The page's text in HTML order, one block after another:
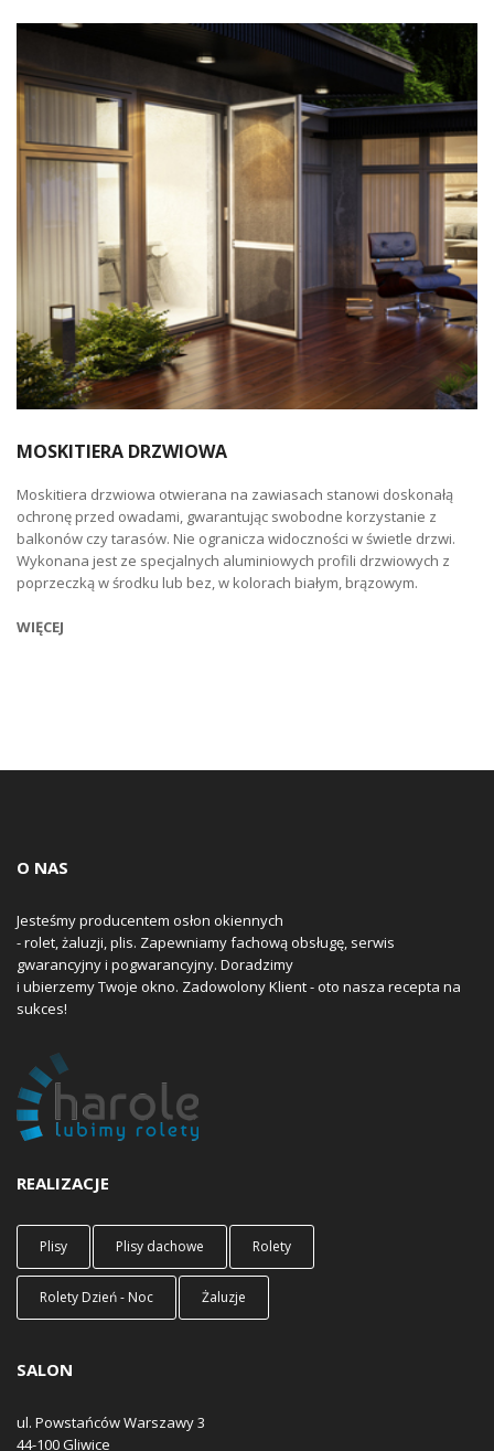
MOSKITIERA DRZWIOWA
Moskitiera drzwiowa otwierana na zawiasach stanowi doskonałą
ochronę przed owadami, gwarantując swobodne korzystanie z
balkonów czy tarasów. Nie ogranicza widoczności w świetle drzwi.
Wykonana jest ze specjalnych aluminiowych profili drzwiowych z
poprzeczką w środku lub bez, w kolorach białym, brązowym.
WIĘCEJ
O NAS
Jesteśmy producentem osłon okiennych
- rolet, żaluzji, plis. Zapewniamy fachową obsługę, serwis
gwarancyjny i pogwarancyjny. Doradzimy
i ubierzemy Twoje okno. Zadowolony Klient - oto nasza recepta na
sukces!
REALIZACJE
Plisy Plisy dachowe Rolety
Rolety Dzień - Noc Żaluzje
SALON
ul. Powstańców Warszawy 3
44-100 Gliwice